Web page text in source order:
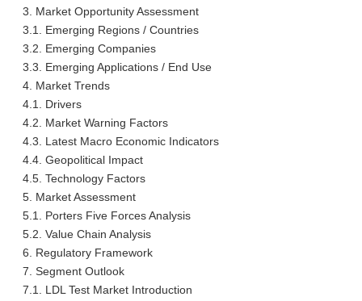
3. Market Opportunity Assessment
3.1. Emerging Regions / Countries
3.2. Emerging Companies
3.3. Emerging Applications / End Use
4. Market Trends
4.1. Drivers
4.2. Market Warning Factors
4.3. Latest Macro Economic Indicators
4.4. Geopolitical Impact
4.5. Technology Factors
5. Market Assessment
5.1. Porters Five Forces Analysis
5.2. Value Chain Analysis
6. Regulatory Framework
7. Segment Outlook
7.1. LDL Test Market Introduction